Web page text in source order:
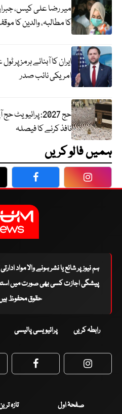
میر رضا علی کیس،
کا مطالبہ، والدین کا
ایران کا آبنائے ہرمز پر
امریکی نائب صدر
حج 2027:
نافذ کرنے کا فیصلہ
ہمیں فالو کریں
Facebook
ہم نیوز پر شائع یا نشر ہونے والا مواد
پیشگی اجازت کسی بھی صورت میں
حقوق محفوظ ہیں ©
رابطہ کریں پرائیویسی پالیسی
Facebook
صفحۂ اول تازہ